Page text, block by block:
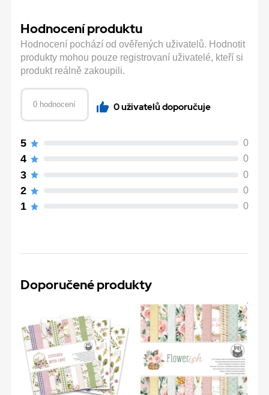
Hodnocení produktu
Hodnocení pochází od ověřených uživatelů. Hodnotit
produkty mohou pouze registrovaní uživatelé, kteří si
produkt reálně zakoupili.
0 hodnocení 0 uživatelů doporučuje
5 0
4 0
3 0
2 0
1 0
Doporučené produkty